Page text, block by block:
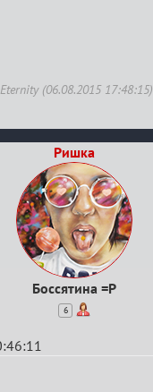
(06.08.2015 17:48:15)
Ришка
Боссятина =Р
6